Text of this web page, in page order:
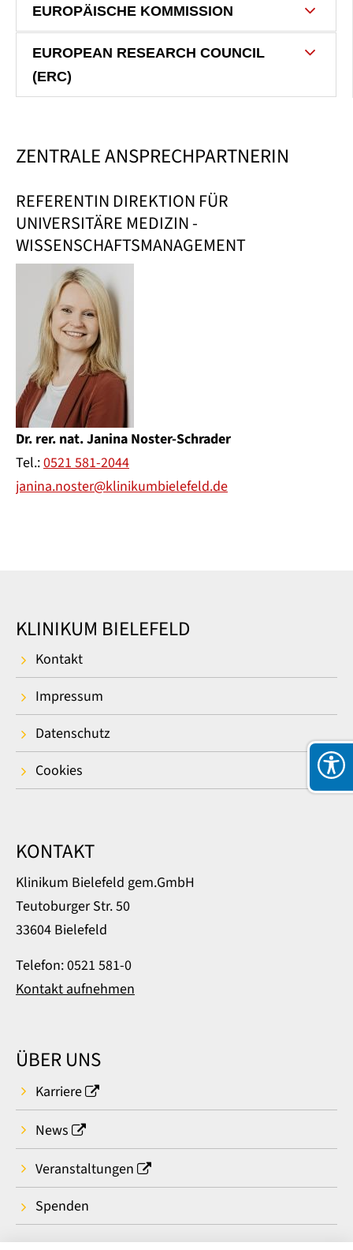
EUROPÄISCHE KOMMISSION
EUROPEAN RESEARCH COUNCIL
(ERC)
ZENTRALE ANSPRECHPARTNERIN
REFERENTIN DIREKTION FÜR
UNIVERSITÄRE MEDIZIN -
WISSENSCHAFTSMANAGEMENT
Dr. rer. nat. Janina Noster-Schrader
Tel.:0521 581-2044
janina.noster@klinikumbielefeld.de
KLINIKUM BIELEFELD
Kontakt
Impressum
Datenschutz
Cookies
KONTAKT
Klinikum Bielefeld gem.GmbH
Teutoburger Str. 50
33604 Bielefeld
Telefon: 0521 581-0
Kontakt aufnehmen
ÜBER UNS
Karriere
News
Veranstaltungen
Spenden